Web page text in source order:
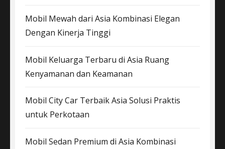
Mobil Mewah dari Asia Kombinasi Elegan
Dengan Kinerja Tinggi
Mobil Keluarga Terbaru di Asia Ruang
Kenyamanan dan Keamanan
Mobil City Car Terbaik Asia Solusi Praktis
untuk Perkotaan
Mobil Sedan Premium di Asia Kombinasi